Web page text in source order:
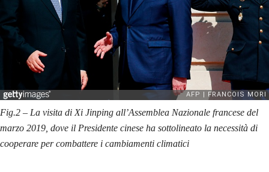
Fig.2 – La visita di Xi Jinping all’Assemblea Nazionale francese del
marzo 2019, dove il Presidente cinese ha sottolineato la necessità di
cooperare per combattere i cambiamenti climatici